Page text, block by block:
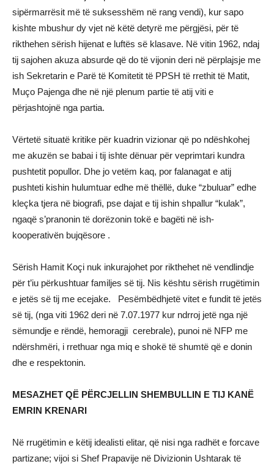
sipërmarrësit më të suksesshëm në rang vendi), kur sapo
kishte mbushur dy vjet në këtë detyrë me përgjësi, për të
rikthehen sërish hijenat e luftës së klasave. Në vitin 1962, ndaj
tij sajohen akuza absurde që do të vijonin deri në përplajsje me
ish Sekretarin e Parë të Komitetit të PPSH të rrethit të Matit,
Muço Pajenga dhe në një plenum partie të atij viti e
përjashtojnë nga partia.
Vërtetë situatë kritike për kuadrin vizionar që po ndëshkohej
me akuzën se babai i tij ishte dënuar për veprimtari kundra
pushtetit popullor. Dhe jo vetëm kaq, por falanagat e atij
pushteti kishin hulumtuar edhe më thëllë, duke “zbuluar” edhe
kleçka tjera në biografi, pse dajat e tij ishin shpallur “kulak”,
ngaqë s’pranonin të dorëzonin tokë e bagëti në ish-
kooperativën bujqësore .
Sërish Hamit Koçi nuk inkurajohet por rikthehet në vendlindje
për t’iu përkushtuar familjes së tij. Nis kështu sërish rrugëtimin
e jetës së tij me ecejake. Pesëmbëdhjetë vitet e fundit të jetës
së tij, (nga viti 1962 deri në 7.07.1977 kur ndrroj jetë nga një
sëmundje e rëndë, hemoragji cerebrale), punoi në NFP me
ndërshmëri, i rrethuar nga miq e shokë të shumtë që e donin
dhe e respektonin.
MESAZHET QË PËRCJELLIN SHEMBULLIN E TIJ KANË
EMRIN KRENARI
Në rrugëtimin e këtij idealisti elitar, që nisi nga radhët e forcave
partizane; vijoi si Shef Prapavije në Divizionin Ushtarak të